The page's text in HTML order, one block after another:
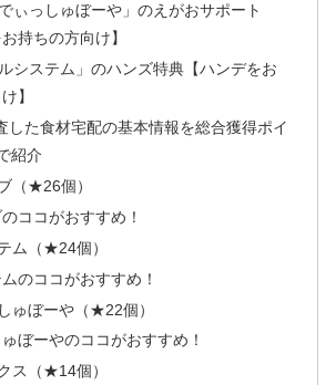
ぃっしゅぼーや」のえがおサポート
お持ちの方向け】
システム」のハンズ特典【ハンデをお
】
した食材宅配の基本情報を総合獲得ポイ
紹介
（★26個）
ココがおすすめ！
ム（★24個）
のココがおすすめ！
ゅぼーや（★22個）
ぼーやのココがおすすめ！
ス（★14個）